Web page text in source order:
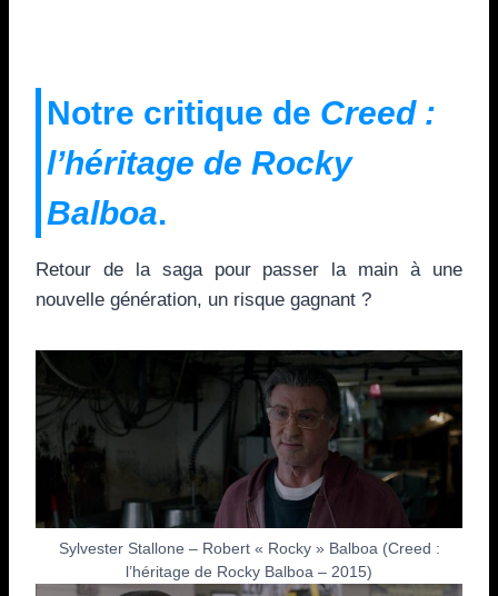
Notre critique de Creed :
l’héritage de Rocky
Balboa.
Retour de la saga pour passer la main à une
nouvelle génération, un risque gagnant ?
Sylvester Stallone – Robert « Rocky » Balboa (Creed :
l’héritage de Rocky Balboa – 2015)